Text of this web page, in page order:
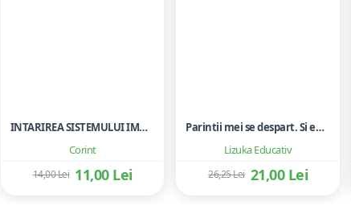
Corint
INTARIREA SISTEMULUI IMUNITAR AL COPILULUI
11,00 Lei
14,00 Lei
Lizuka Educativ
Parintii mei se despart. Si eu? Cum sa avem grija de noi si de copiii nostri in timpul divortului si al despartirii
21,00 Lei
26,25 Lei